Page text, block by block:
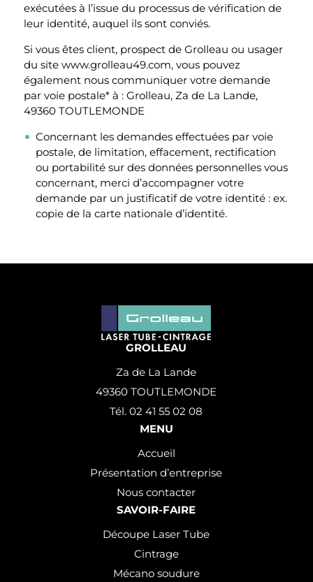
exécutées à l’issue du processus de vérification de
leur identité, auquel ils sont conviés.
Si vous êtes client, prospect de Grolleau ou usager
du site www.grolleau49.com, vous pouvez
également nous communiquer votre demande
par voie postale* à : Grolleau, Za de La Lande,
49360 TOUTLEMONDE
Concernant les demandes effectuées par voie
postale, de limitation, effacement, rectification
ou portabilité sur des données personnelles vous
concernant, merci d’accompagner votre
demande par un justificatif de votre identité : ex.
copie de la carte nationale d’identité.
GROLLEAU
Za de La Lande
49360 TOUTLEMONDE
Tél. 02 41 55 02 08
MENU
Accueil
Présentation d’entreprise
Nous contacter
SAVOIR-FAIRE
Découpe Laser Tube
Cintrage
Mécano soudure